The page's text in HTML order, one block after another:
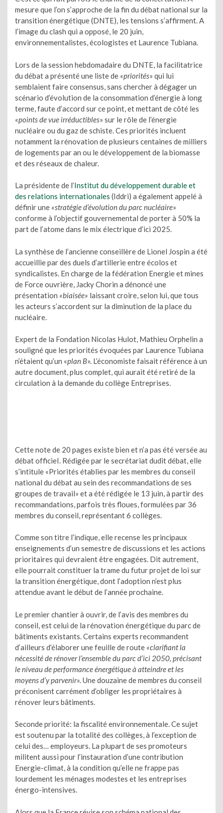
mesure que l’on s’approche de la fin du débat national sur la
transition énergétique (DNTE), les tensions s’affirment. A
l’image du clash qui a opposé, le 20 juin,
environnementalistes, écologistes et Laurence Tubiana.
Lors de la session hebdomadaire du DNTE, la facilitatrice
du débat a présenté une liste de «priorités» qui lui
semblaient faire consensus, sans chercher à dégager un
scénario d’évolution de la consommation d’énergie à long
terme, faute d’accord sur ce point, et mettant de côté les
«points de vue irréductibles» sur le rôle de l’énergie
nucléaire ou du gaz de schiste. Ces priorités incluent
notamment la rénovation de plusieurs centaines de milliers
de logements par an ou le développement de la biomasse
et des réseaux de chaleur.
La présidente de l’Institut du développement durable et
des relations internationales (Iddri) a également appelé à
définir une «stratégie d’évolution du parc nucléaire»
conforme à l’objectif gouvernemental de porter à 50% la
part de l’atome dans le mix électrique d’ici 2025.
La synthèse de l’ancienne conseillère de Lionel Jospin a été
accueillie par des duels d’artillerie entre écolos et
syndicalistes. En charge de la fédération Energie et mines
de Force ouvrière, Jacky Chorin a dénoncé une
présentation «biaisée» laissant croire, selon lui, que tous
les acteurs s’accordent sur la diminution de la place du
nucléaire.
Expert de la Fondation Nicolas Hulot, Mathieu Orphelin a
souligné que les priorités évoquées par Laurence Tubiana
n’étaient qu’un «plan B». L’économiste faisait référence à un
autre document, plus complet, qui aurait été retiré de la
circulation à la demande du collège Entreprises.
Cette note de 20 pages existe bien et n’a pas été versée au
débat officieI. Rédigée par le secrétariat dudit débat, elle
s’intitule «Priorités établies par les membres du conseil
national du débat au sein des recommandations de ses
groupes de travail» et a été rédigée le 13 juin, à partir des
recommandations, parfois très floues, formulées par 36
membres du conseil, représentant 6 collèges.
Comme son titre l’indique, elle recense les principaux
enseignements d’un semestre de discussions et les actions
prioritaires qui devraient être engagées. Dit autrement,
elle pourrait constituer la trame du futur projet de loi sur
la transition énergétique, dont l’adoption n’est plus
attendue avant le début de l’année prochaine.
Le premier chantier à ouvrir, de l’avis des membres du
conseil, est celui de la rénovation énergétique du parc de
bâtiments existants. Certains experts recommandent
d’ailleurs d’élaborer une feuille de route «clarifiant la
nécessité de rénover l’ensemble du parc d’ici 2050, précisant
le niveau de performance énergétique à atteindre et les
moyens d’y parvenir». Une douzaine de membres du conseil
préconisent carrément d’obliger les propriétaires à
rénover leurs bâtiments.
Seconde priorité: la fiscalité environnementale. Ce sujet
est soutenu par la totalité des collèges, à l’exception de
celui des… employeurs. La plupart de ses promoteurs
militent aussi pour l’instauration d’une contribution
Energie-climat, à la condition qu’elle ne frappe pas
lourdement les ménages modestes et les entreprises
énergo-intensives.